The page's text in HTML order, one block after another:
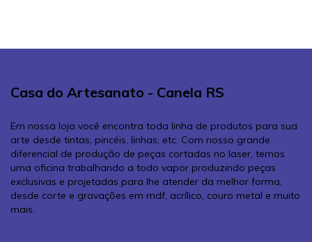
Casa do Artesanato - Canela RS
Em nossa loja você encontra toda linha de produtos para sua
arte desde tintas, pincéis, linhas, etc. Com nosso grande
diferencial de produção de peças cortadas no laser, temos
uma oficina trabalhando a todo vapor produzindo peças
exclusivas e projetadas para lhe atender da melhor forma,
desde corte e gravações em mdf, acrílico, couro metal e muito
mais.